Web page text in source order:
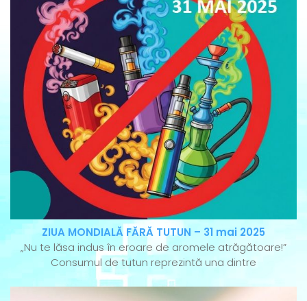
ZIUA MONDIALĂ FĂRĂ TUTUN – 31 mai 2025
„Nu te lăsa indus în eroare de aromele atrăgătoare!”
Consumul de tutun reprezintă una dintre